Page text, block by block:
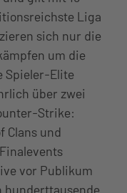
Liga
sich nur die
um die
Spieler-Elite
über zwei
Strike:
Clans und
vor Publikum
hunderttausende